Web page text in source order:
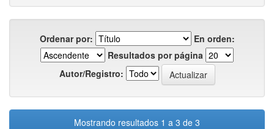
Ordenar por:
En orden:
Resultados por página
Autor/Registro:
Mostrando resultados 1 a 3 de 3